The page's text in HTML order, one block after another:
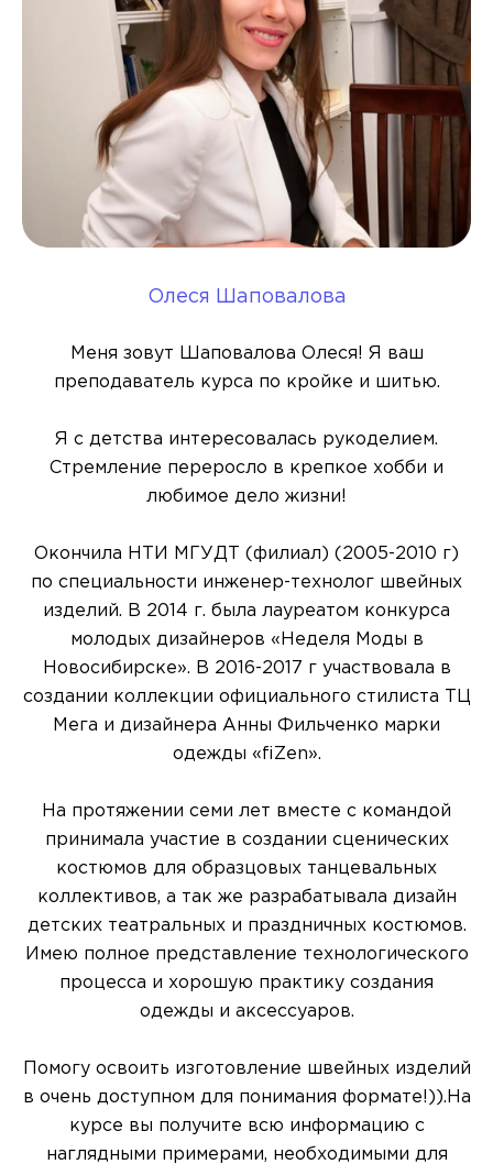
Олеся Шаповалова
Меня зовут Шаповалова Олеся! Я ваш
преподаватель курса по кройке и шитью.
Я с детства интересовалась рукоделием.
Стремление переросло в крепкое хобби и
любимое дело жизни!
Окончила НТИ МГУДТ (филиал) (2005-2010 г)
по специальности инженер-технолог швейных
изделий. В 2014 г. была лауреатом конкурса
молодых дизайнеров «Неделя Моды в
Новосибирске». В 2016-2017 г участвовала в
создании коллекции официального стилиста ТЦ
Мега и дизайнера Анны Фильченко марки
одежды «fiZen».
На протяжении семи лет вместе с командой
принимала участие в создании сценических
костюмов для образцовых танцевальных
коллективов, а так же разрабатывала дизайн
детских театральных и праздничных костюмов.
Имею полное представление технологического
процесса и хорошую практику создания
одежды и аксессуаров.
Помогу освоить изготовление швейных изделий
в очень доступном для понимания формате!)).На
курсе вы получите всю информацию с
наглядными примерами, необходимыми для